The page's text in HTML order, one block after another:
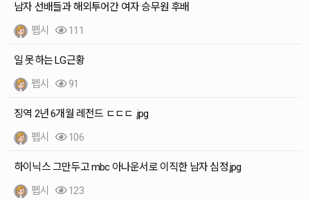
남자 선배들과 해외투어간 여자 승무원 후배
펩시
111
일 못하는 LG근황
펩시
91
징역 2년 6개월 레전드 ㄷㄷㄷ .jpg
펩시
106
하이닉스 그만두고 mbc 아나운서로 이직한 남자 심정.jpg
펩시
123